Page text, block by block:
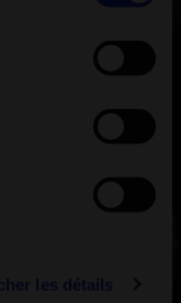
les détails